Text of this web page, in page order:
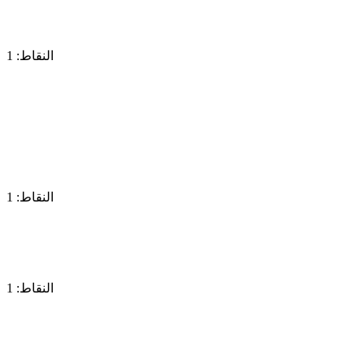
النقاط: 1
النقاط: 1
النقاط: 1